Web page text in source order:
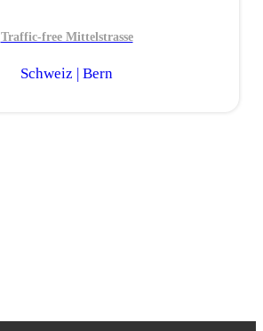
Traffic-free Mittelstrasse
Schweiz | Bern